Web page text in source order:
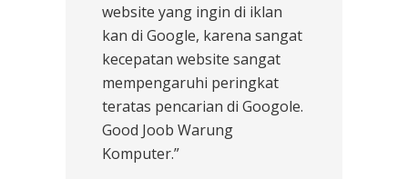
website yang ingin di iklan
kan di Google, karena sangat
kecepatan website sangat
mempengaruhi peringkat
teratas pencarian di Googole.
Good Joob Warung
Komputer.”